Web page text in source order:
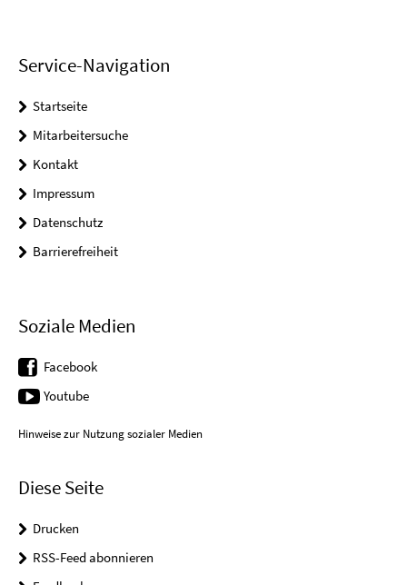
Service-Navigation
Startseite
Mitarbeitersuche
Kontakt
Impressum
Datenschutz
Barrierefreiheit
Soziale Medien
Facebook
Youtube
Hinweise zur Nutzung sozialer Medien
Diese Seite
Drucken
RSS-Feed abonnieren